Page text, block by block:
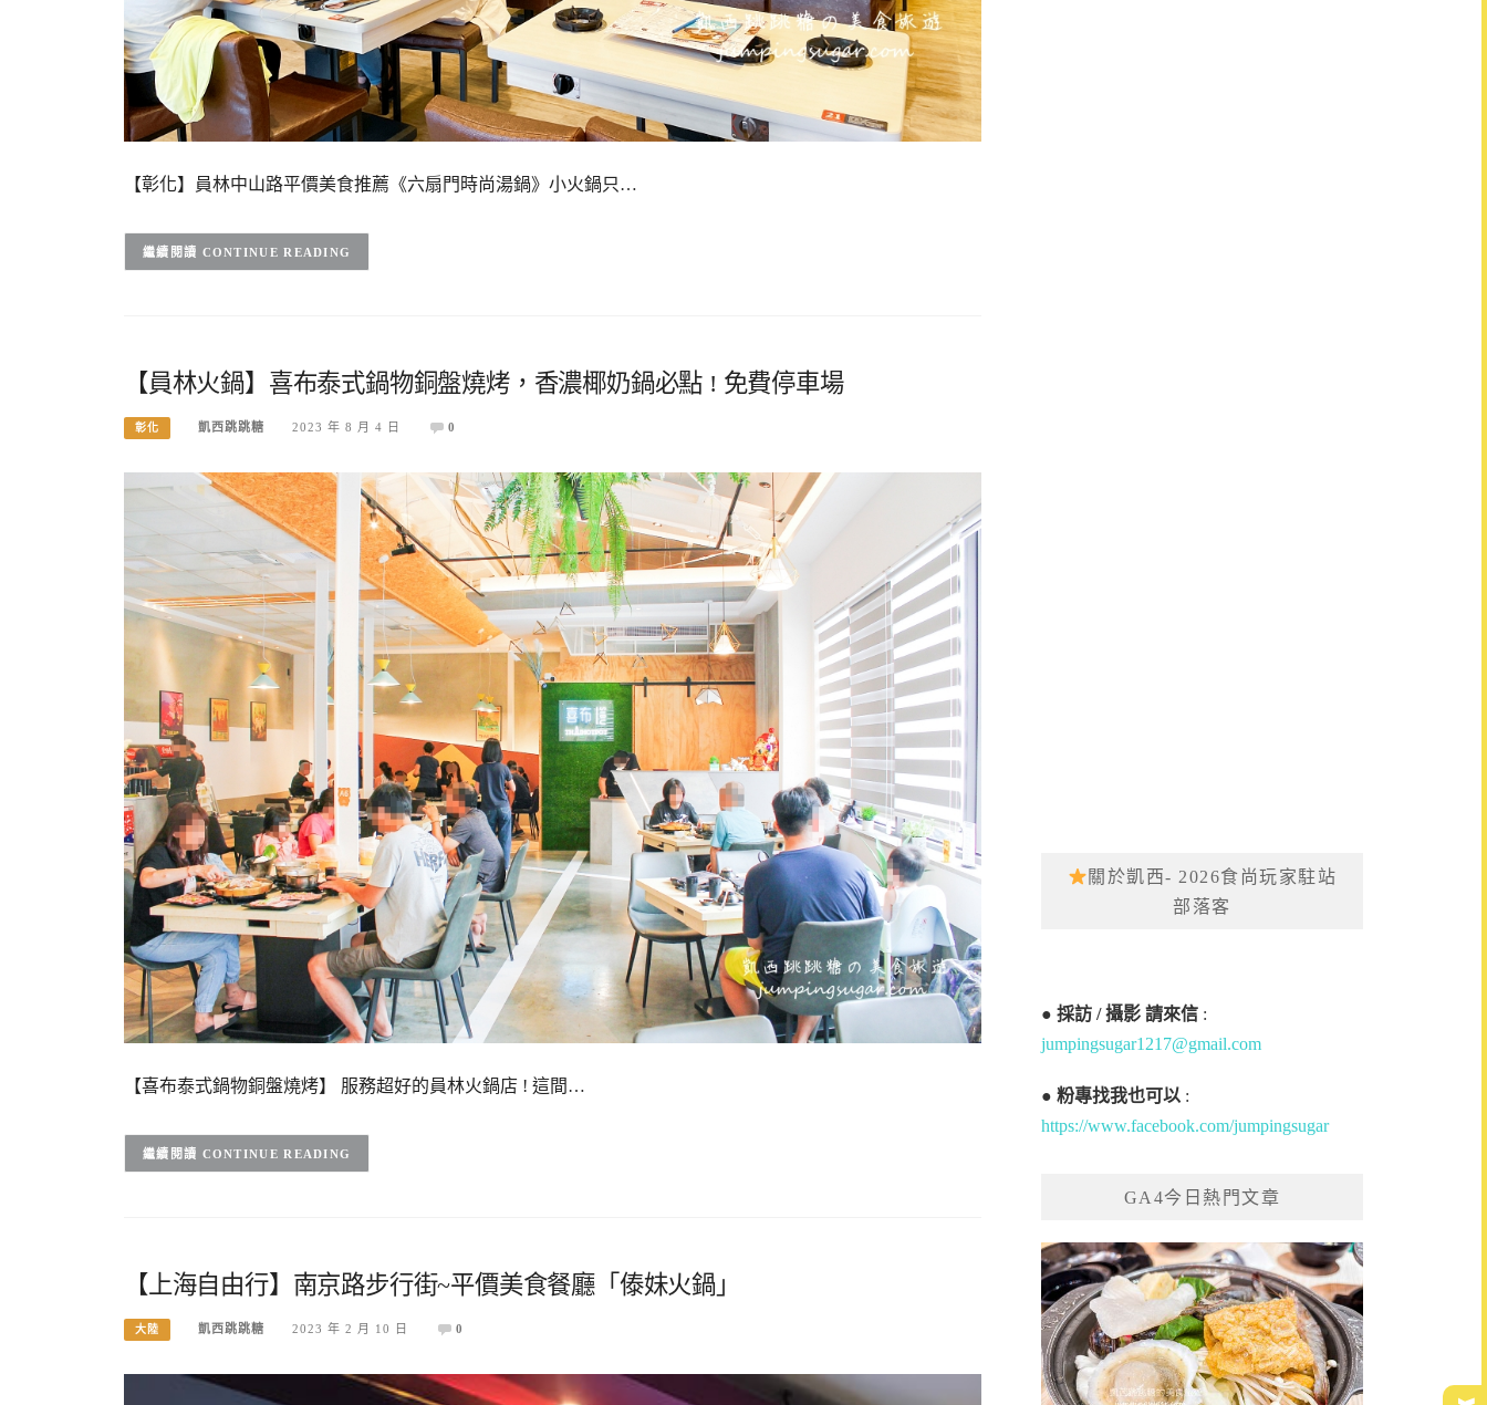
【彰化】員林中山路平價美食推薦《六扇門時尚湯鍋》小火鍋只…
CONTINUE READING
【員林火鍋】喜布泰式鍋物銅盤燒烤，香濃椰奶鍋必點 ! 免費停車場
彰化 凱西跳跳糖 2023 年 8 月 4 日 0
【喜布泰式鍋物銅盤燒烤】 服務超好的員林火鍋店 ! 這間…
CONTINUE READING
【上海自由行】南京路步行街~平價美食餐廳「傣妹火鍋」
大陸 凱西跳跳糖 2023 年 2 月 10 日 0
關於凱西- 2026食尚玩家駐站
部落客
●採訪 / 攝影 請來信 :
jumpingsugar1217@gmail.com
●粉專找我也可以 :
https://www.facebook.com/jumpingsugar
GA4今日熱門文章